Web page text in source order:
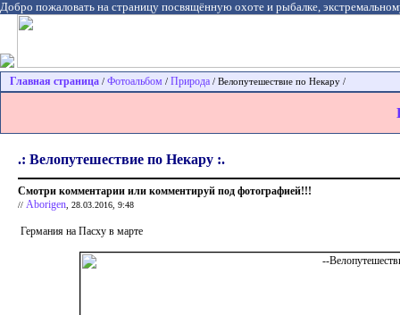
Добро пожаловать на страницу посвящённую охоте и рыбалке,
Главная страница / Фотоальбом / Природа / Велопутешествие по Некару /
.: Велопутешествие по Некару :.
Смотри комментарии или комментируй под фотографией!!!
// Aborigen , 28.03.2016, 9:48
Германия на Пасху в марте